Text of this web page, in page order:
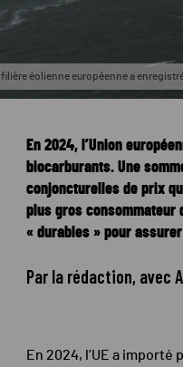
filière éolienne européenne a
En 2024, l’Union
biocarburants. Une
conjoncturelles de prix
plus gros consommateur
« durables » pour
Par la rédaction, avec
En 2024, l’UE a